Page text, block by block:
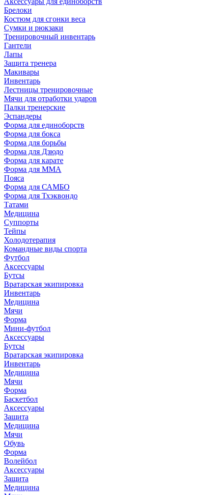
Брелоки
Костюм для сгонки веса
Сумки и рюкзаки
Тренировочный инвентарь
Гантели
Лапы
Защита тренера
Макивары
Инвентарь
Лестницы тренировочные
Мячи для отработки ударов
Палки тренерские
Эспандеры
Форма для единоборств
Форма для бокса
Форма для борьбы
Форма для Дзюдо
Форма для карате
Форма для MMA
Пояса
Форма для САМБО
Форма для Тхэквондо
Татами
Медицина
Суппорты
Тейпы
Холодотерапия
Командные виды спорта
Футбол
Аксессуары
Бутсы
Вратарская экипировка
Инвентарь
Медицина
Мячи
Форма
Мини-футбол
Аксессуары
Бутсы
Вратарская экипировка
Инвентарь
Медицина
Мячи
Форма
Баскетбол
Аксессуары
Защита
Медицина
Мячи
Обувь
Форма
Волейбол
Аксессуары
Защита
Медицина